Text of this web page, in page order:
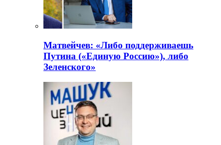
Матвейчев: «Либо поддерживаешь
Путина («Единую Россию»), либо
Зеленского»